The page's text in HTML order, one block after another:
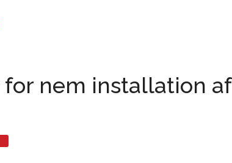
for nem installation af